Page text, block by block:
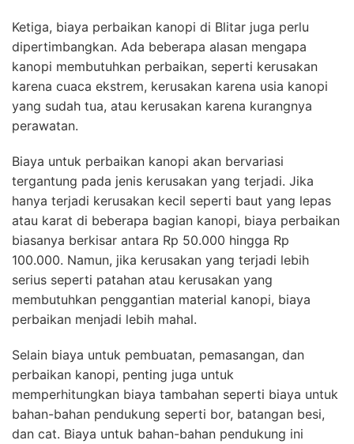
Ketiga, biaya perbaikan kanopi di Blitar juga perlu
dipertimbangkan. Ada beberapa alasan mengapa
kanopi membutuhkan perbaikan, seperti kerusakan
karena cuaca ekstrem, kerusakan karena usia kanopi
yang sudah tua, atau kerusakan karena kurangnya
perawatan.
Biaya untuk perbaikan kanopi akan bervariasi
tergantung pada jenis kerusakan yang terjadi. Jika
hanya terjadi kerusakan kecil seperti baut yang lepas
atau karat di beberapa bagian kanopi, biaya perbaikan
biasanya berkisar antara Rp 50.000 hingga Rp
100.000. Namun, jika kerusakan yang terjadi lebih
serius seperti patahan atau kerusakan yang
membutuhkan penggantian material kanopi, biaya
perbaikan menjadi lebih mahal.
Selain biaya untuk pembuatan, pemasangan, dan
perbaikan kanopi, penting juga untuk
memperhitungkan biaya tambahan seperti biaya untuk
bahan-bahan pendukung seperti bor, batangan besi,
dan cat. Biaya untuk bahan-bahan pendukung ini